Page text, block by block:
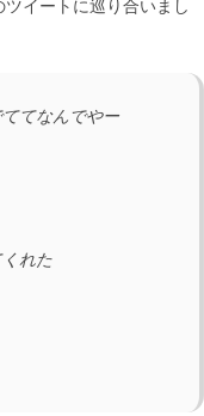
イートに巡り合いまし
てなんでやー
れた